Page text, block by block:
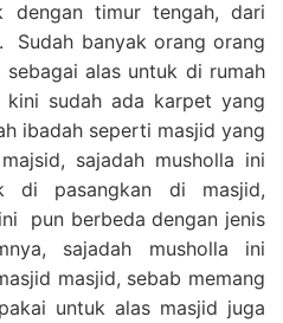
dengan timur tengah, dari
Sudah banyak orang orang
alas untuk di rumah
sudah ada karpet yang
ibadah seperti masjid yang
sajadah musholla ini
di pasangkan di masjid,
pun berbeda dengan jenis
sajadah musholla ini
masjid, sebab memang
untuk alas masjid juga